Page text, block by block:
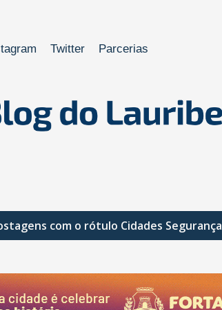
Twitter Parcerias
com o rótulo Cidades Segurança